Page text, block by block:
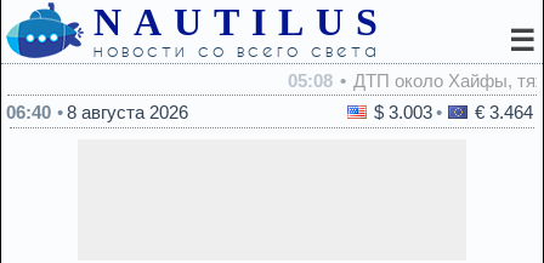
NAUTILUS
новости со всего света ☰
ДТП около Хайфы, тяжело травмирован мотоциклист
06:40
8 августа 2026 $ 3.003 € 3.464